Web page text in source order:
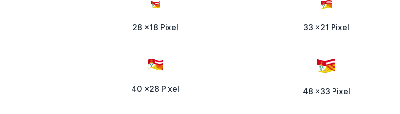
28 x18 Pixel 33 x21 Pixel
40 x28 Pixel 48 x33 Pixel